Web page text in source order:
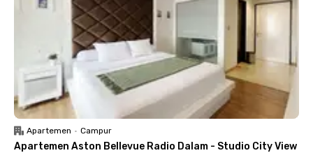
Apartemen • Campur
Apartemen Aston Bellevue Radio Dalam - Studio City View